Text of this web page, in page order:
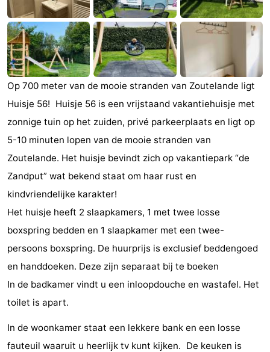
Monumenten
-
Kerken
-
Vuurtorens
-
Uitkijkpunten
Attracties
-
Binnenspeeltuinen
-
Bowlen
Wellness
centra
Dorpen
Steden
Rondleidingen
-
Op 700 meter van de mooie stranden van Zoutelande ligt
Huisje 56! Huisje 56 is een vrijstaand vakantiehuisje met
zonnige tuin op het zuiden, privé parkeerplaats en ligt op
5-10 minuten lopen van de mooie stranden van
Zoutelande. Het huisje bevindt zich op vakantiepark “de
Zandput” wat bekend staat om haar rust en
kindvriendelijke karakter!
Het huisje heeft 2 slaapkamers, 1 met twee losse
boxspring bedden en 1 slaapkamer met een twee-
persoons boxspring. De huurprijs is exclusief beddengoed
en handdoeken. Deze zijn separaat bij te boeken
In de badkamer vindt u een inloopdouche en wastafel. Het
toilet is apart.
In de woonkamer staat een lekkere bank en een losse
fauteuil waaruit u heerlijk tv kunt kijken. De keuken is